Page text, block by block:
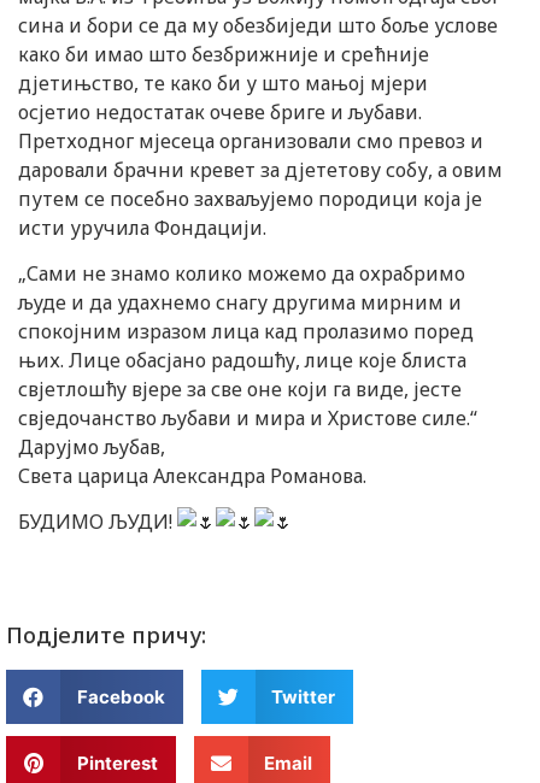
сина и бори се да му обезбиједи што боље услове
како би имао што безбрижније и срећније
дјетињство, те како би у што мањој мјери
осјетио недостатак очеве бриге и љубави.
Претходног мјесеца организовали смо превоз и
даровали брачни кревет за дјететову собу, а овим
путем се посебно захваљујемо породици која је
исти уручила Фондацији.
„Сами не знамо колико можемо да охрабримо
људе и да удахнемо снагу другима мирним и
спокојним изразом лица кад пролазимо поред
њих. Лице обасјано радошћу, лице које блиста
свјетлошћу вјере за све оне који га виде, јесте
свједочанство љубави и мира и Христове силе.“
Дарујмо љубав,
Света царица Александра Романова.
БУДИМО ЉУДИ!
Подјелите причу:
Facebook Twitter
Pinterest Email